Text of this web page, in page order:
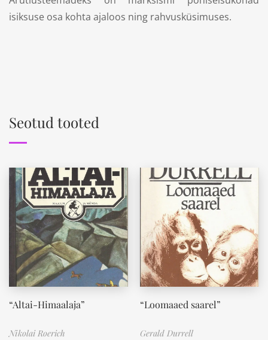
isiksuse osa kohta ajaloos ning rahvusküsimuses.
Seotud tooted
“Altai-Himaalaja”
Nikolai Roerich
“Loomaaed saarel”
Gerald Durrell